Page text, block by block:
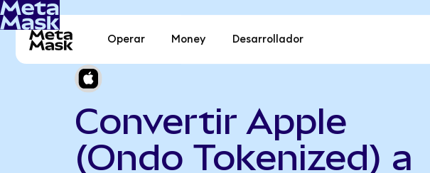
Operar Money Desarrollador
Convertir Apple
(Ondo Tokenized) a